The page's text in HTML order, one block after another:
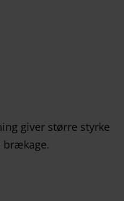
giver større styrke
brækage.